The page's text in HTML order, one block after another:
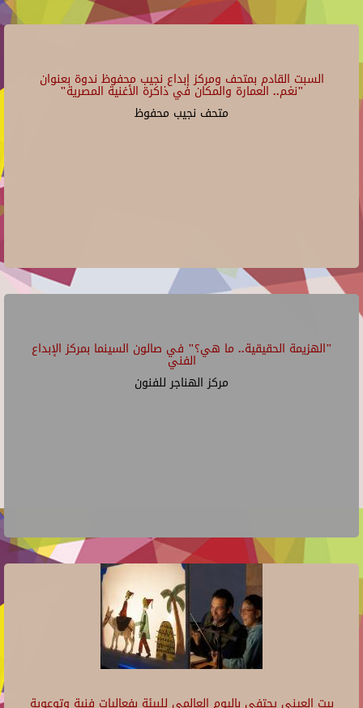
السبت القادم بمتحف ومركز إبداع نجيب محفوظ ندوة بعنوان
"نغم.. العمارة والمكان في ذاكرة الأغنية المصرية"
متحف نجيب محفوظ
"الهزيمة الحقيقية.. ما هي؟" في صالون السينما بمركز الإبداع
الفني
مركز الهناجر للفنون